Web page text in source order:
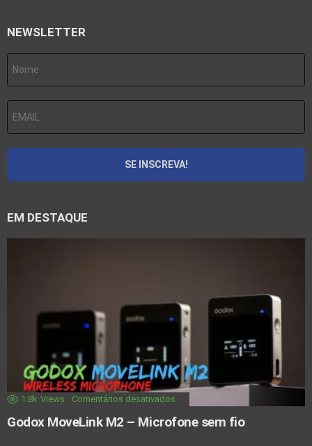
NEWSLETTER
EM DESTAQUE
1.8k Views Comentários desativados
Godox MoveLink M2 – Microfone sem fio